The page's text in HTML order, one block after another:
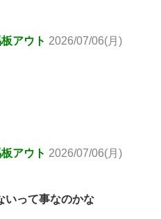
アウト 2026/07/06(月)
アウト 2026/07/06(月)
いって事なのかな